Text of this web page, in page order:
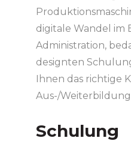
digitale Wandel im
Administration,
designten
Ihnen das richtige
Aus-/
Schulung